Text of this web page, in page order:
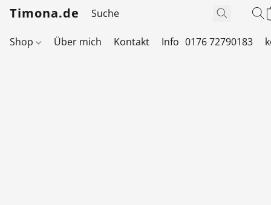
Timona.de
Shop Über mich Kontakt Info 0176 72790183